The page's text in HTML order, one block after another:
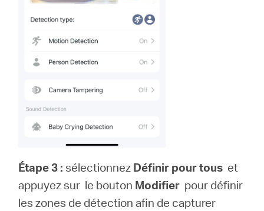
Étape 3 :sélectionnez Définir pour tous et
appuyez sur le bouton Modifier pour définir
les zones de détection afin de capturer